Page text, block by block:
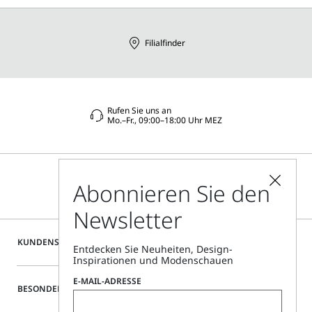
KUNDENSERVICE
BESONDERE SERVICES
Filialfinder
Rufen Sie uns an
Mo.–Fr., 09:00–18:00 Uhr MEZ
Abonnieren Sie den
Newsletter
Entdecken Sie Neuheiten, Design-
Inspirationen und Modenschauen
E-MAIL-ADRESSE